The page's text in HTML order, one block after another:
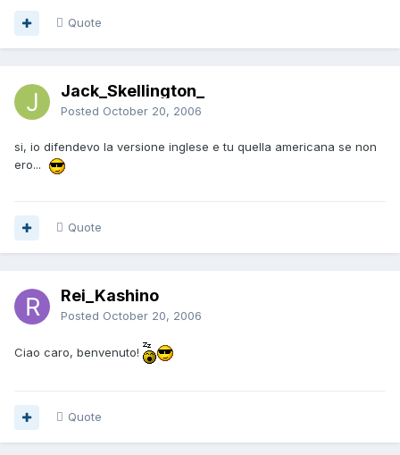
Quote
Jack_Skellington_
Posted October 20, 2006
si, io difendevo la versione inglese e tu quella americana se non
ero...
Quote
Rei_Kashino
Posted October 20, 2006
Ciao caro, benvenuto!
Quote